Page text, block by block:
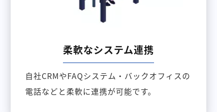
柔軟なシステム連携
自社CRMやFAQシステム・バックオフィスの
電話などと柔軟に連携が可能です。